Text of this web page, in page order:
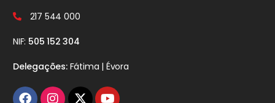
217 544 000
NIF: 505 152 304
Delegações:Fátima | Évora